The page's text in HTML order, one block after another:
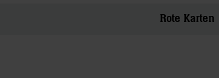
Rote Karten